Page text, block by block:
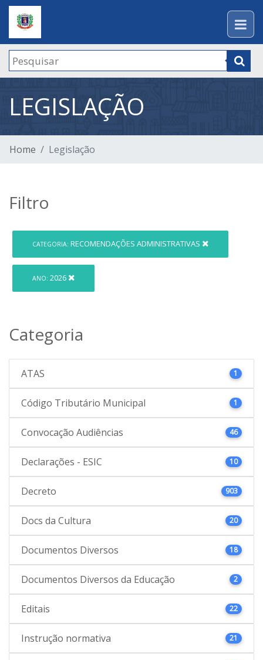
LEGISLAÇÃO
Home Legislação
Filtro
CATEGORIA: RECOMENDAÇÕES ADMINISTRATIVAS
ANO: 2026
Categoria
ATAS 1
Código Tributário Municipal 1
Convocação Audiências 46
Declarações - ESIC 10
Decreto 903
Docs da Cultura 20
Documentos Diversos 18
Documentos Diversos da Educação 2
Editais 22
Instrução normativa 21